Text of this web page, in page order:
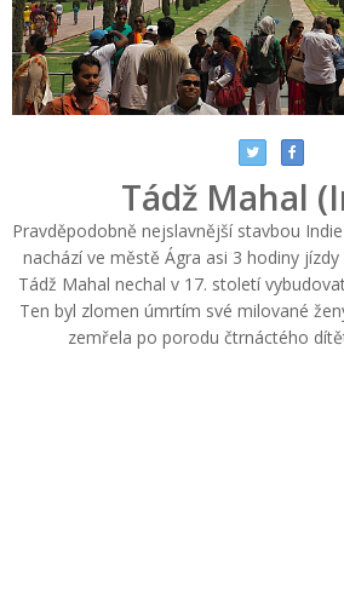
Tádž Mahal
Pravděpodobně nejslavnější stavbou
nachází ve městě Ágra asi 3 hodiny
Tádž Mahal nechal v 17. století
Ten byl zlomen úmrtím své milované
zemřela po porodu čtrnáctého